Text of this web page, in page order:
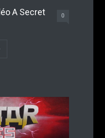
A Secret
0